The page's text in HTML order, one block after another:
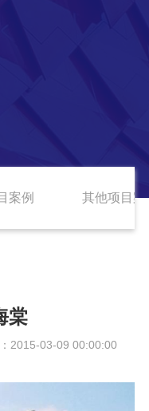
案例 其他项目案
棠
03-09 00:00:00